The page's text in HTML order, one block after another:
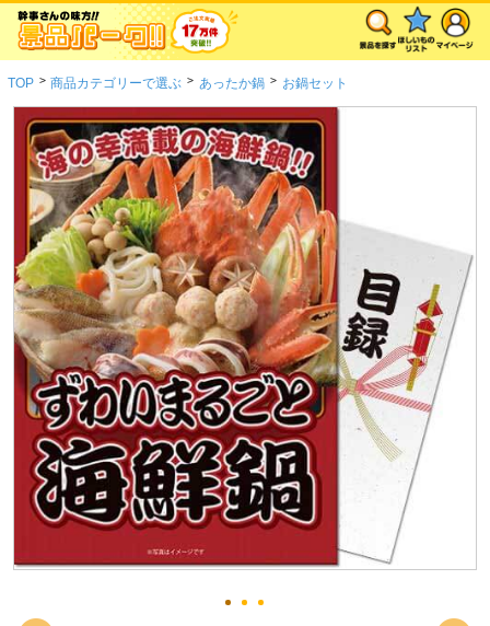
TOP > 商品カテゴリーで選ぶ > あったか鍋 > お鍋セット